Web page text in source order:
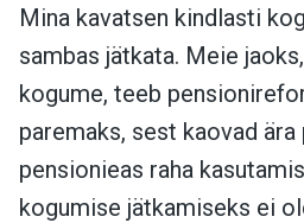
Mina kavatsen kindlasti
sambas jätkata. Meie
kogume, teeb
paremaks, sest kaovad ära
pensionieas raha
kogumise jätkamiseks ei